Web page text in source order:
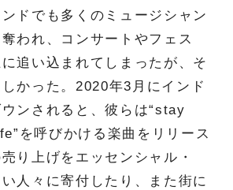
ドでも多くのミュージシャン
われ、コンサートやフェス
追い込まれてしまったが、そ
かった。2020年3月にインド
ンされると、彼らは“stay
を呼びかける楽曲をリリース
り上げをエッセンシャル・
人々に寄付したり、また街に